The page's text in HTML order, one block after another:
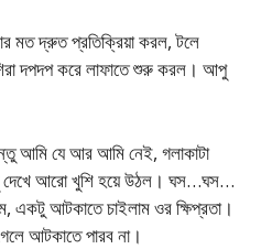
মত দ্রুত প্রতিক্রিয়া করল, টলে
দপদপ করে লাফাতে শুরু করল। আপু
আমি যে আর আমি নেই, গলাকাটা
দেখে আরো খুশি হয়ে উঠল। ঘস…ঘস…
একটু আটকাতে চাইলাম ওর ক্ষিপ্রতা।
আটকাতে পারব না।